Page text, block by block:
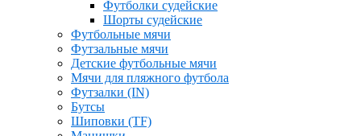
Футболки судейские
Шорты судейские
Футбольные мячи
Футзальные мячи
Детские футбольные мячи
Мячи для пляжного футбола
Футзалки (IN)
Бутсы
Шиповки (TF)